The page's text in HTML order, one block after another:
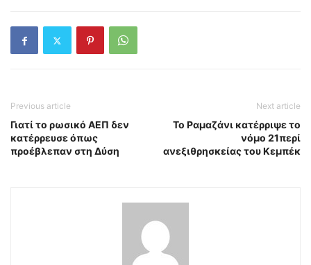
Previous article
Γιατί το ρωσικό ΑΕΠ δεν
κατέρρευσε όπως
προέβλεπαν στη Δύση
Next article
Το Ραμαζάνι κατέρριψε το
νόμο 21περί
ανεξιθρησκείας του Κεμπέκ